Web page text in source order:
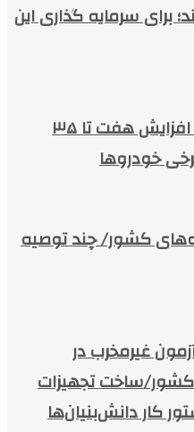
برای سرمایه گذاری این
صعود قیمت ها در بازار؛ افزایش هفت تا ۳۵
خودروها
کشور/ چند توصیه
غیرمخرب در
کشور/ساخت تجهیزات
کار دانش‌بنیان‌ها